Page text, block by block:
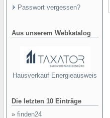
Passwort vergessen?
Aus unserem Webkatalog
Hausverkauf Energieausweis
Die letzten 10 Einträge
» finden24